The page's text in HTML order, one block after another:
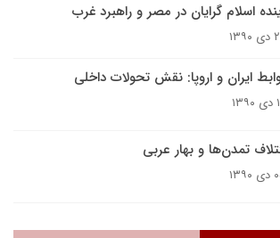
اسلام گرایان در مصر و راهبرد غرب
ایران و اروپا: نقش تحولات داخلی
تمدن‌ها و بهار عربی